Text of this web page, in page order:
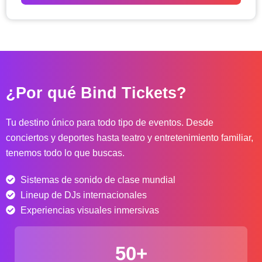
d
p
c
i
s
:
d
d
$
¿Por qué Bind Tickets?
Tu destino único para todo tipo de eventos. Desde
conciertos y deportes hasta teatro y entretenimiento familiar,
tenemos todo lo que buscas.
Sistemas de sonido de clase mundial
Lineup de DJs internacionales
Experiencias visuales inmersivas
50+